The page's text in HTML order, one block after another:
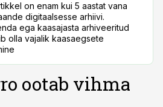
on enam kui 5 aastat vana
digitaalsesse arhiivi.
ega kaasajasta arhiveeritud
olla vajalik kaasaegsete
ootab vihma